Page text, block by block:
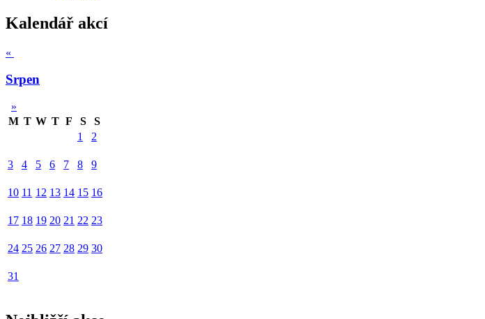
Kalendář akcí
«
Srpen
»
M T W T F S
S
1
2
3 4 5 6 7 8 9
10 11 12 13 14 15 16
17 18 19 20 21 22 23
24 25 26 27 28 29 30
31